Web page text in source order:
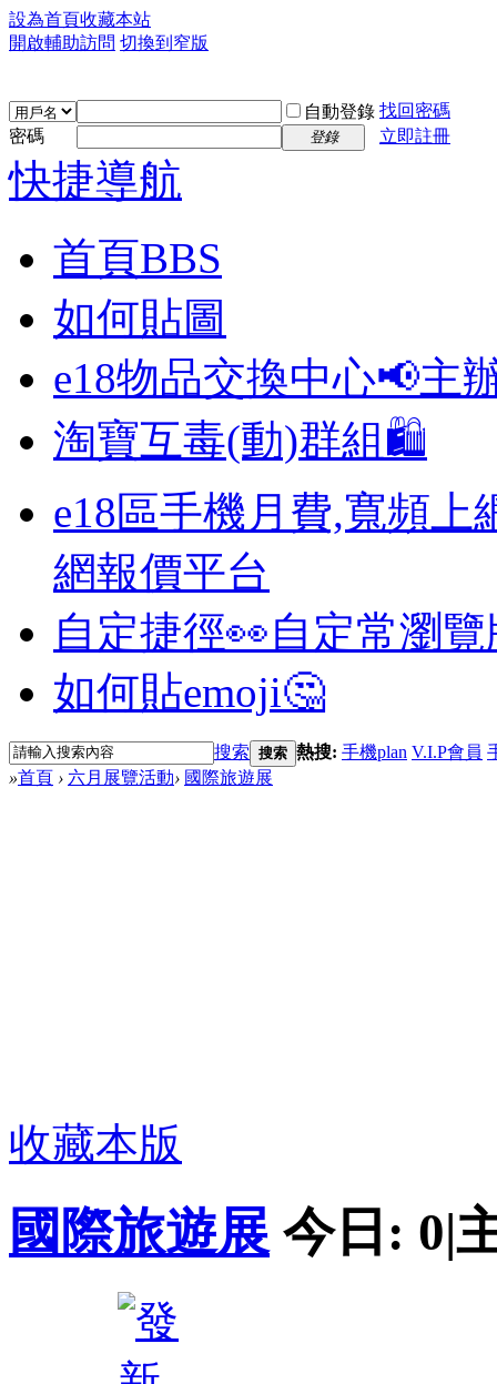
設為首頁收藏本站
開啟輔助訪問 切換到窄版
自動登錄 找回密碼
密碼
登錄 立即註冊
快捷導航
首頁BBS
如何貼圖
e18物品交換中心📢主
淘寶互毒(動)群組🛍️
e18區手機月費,寬頻上
網報價平台
自定捷徑👀自定常瀏
如何貼emoji🤔
搜索 搜索 熱搜: 手機plan V.I.P會員
»首頁 › 六月展覽活動› 國際旅遊展
收藏本版
國際旅遊展 今日: 0|